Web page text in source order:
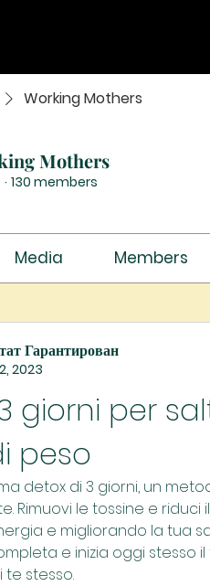
Working Mothers
Mothers
· 130 members
Media Members
Гарантирован
2023
giorni per
peso
detox di 3 giorni, un
Rimuovi le tossine e
e migliorando la tua
e inizia oggi stesso
stesso.